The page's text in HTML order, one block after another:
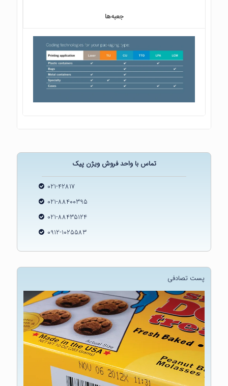
جعبه‌ها
تماس با واحد فروش ویژن پیک
021-42817
021-88400395
021-88435124
0912-1025583